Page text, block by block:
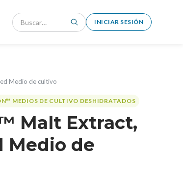
INICIAR SESIÓN
Medio de cultivo
MEDIOS DE CULTIVO DESHIDRATADOS
Malt Extract,
Medio de